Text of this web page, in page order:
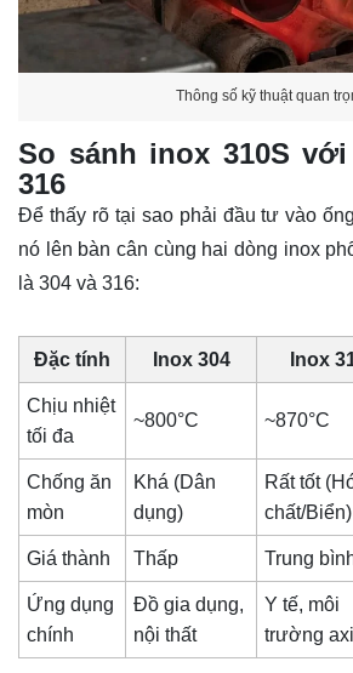
Thông số kỹ thuật quan
So sánh inox 310S
316
Để thấy rõ tại sao phải đầu tư vào
nó lên bàn cân cùng hai dòng inox
là 304 và 316:
Đặc tính Inox 304 Inox
Chịu nhiệt
tối đa
~800°C ~870°C
Chống ăn
mòn
Khá (Dân
dụng)
Rất tốt
chất/Biển)
Giá thành Thấp Trung
Ứng dụng
chính
Đồ gia dụng,
nội thất
Y tế, môi
trường